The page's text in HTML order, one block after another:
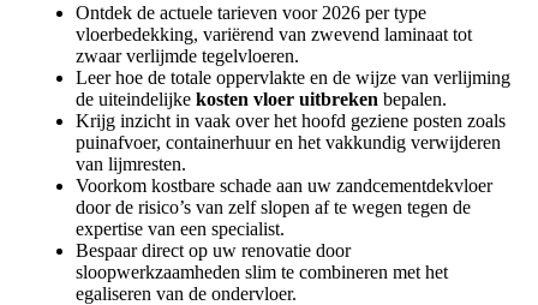
Ontdek de actuele tarieven voor 2026 per type
vloerbedekking, variërend van zwevend laminaat tot
zwaar verlijmde tegelvloeren.
Leer hoe de totale oppervlakte en de wijze van verlijming
de uiteindelijke kosten vloer uitbreken bepalen.
Krijg inzicht in vaak over het hoofd geziene posten zoals
puinafvoer, containerhuur en het vakkundig verwijderen
van lijmresten.
Voorkom kostbare schade aan uw zandcementdekvloer
door de risico’s van zelf slopen af te wegen tegen de
expertise van een specialist.
Bespaar direct op uw renovatie door
sloopwerkzaamheden slim te combineren met het
egaliseren van de ondervloer.